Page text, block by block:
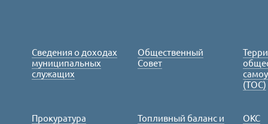
Сведения о доходах
муниципальных
служащих
Общественный
Совет
(ТОС)
Прокуратура
Топливный баланс и
ОКС